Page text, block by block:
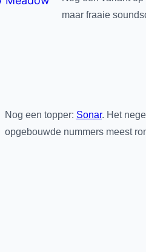
maar fraaie
Nog een topper: Sonar. Het
opgebouwde nummers meest